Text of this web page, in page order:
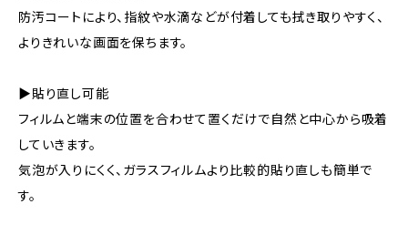
防汚コートにより、指紋や水滴などが付着しても拭き取りやすく、
よりきれいな画面を保ちます。
▶貼り直し可能
フィルムと端末の位置を合わせて置くだけで自然と中心から吸着
していきます。
気泡が入りにくく、ガラスフィルムより比較的貼り直しも簡単で
す。